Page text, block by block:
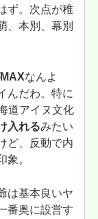
ず。次点が稚
、本別、幕別
なんよ
んだわ。特に
道アイヌ文化
入れるみたい
ど、反動で内
象。
は基本良いヤ
番奥に設営す